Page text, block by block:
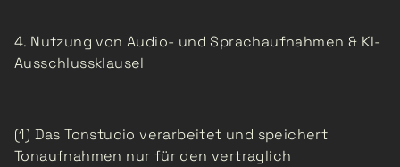
4. Nutzung von Audio- und Sprachaufnahmen & KI-
Ausschlussklausel
(1) Das Tonstudio verarbeitet und speichert
Tonaufnahmen nur für den vertraglich